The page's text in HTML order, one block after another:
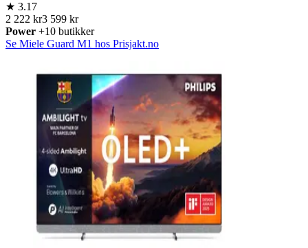
★ 3.17
2 222 kr3 599 kr
Power +10 butikker
Se Miele Guard M1 hos Prisjakt.no